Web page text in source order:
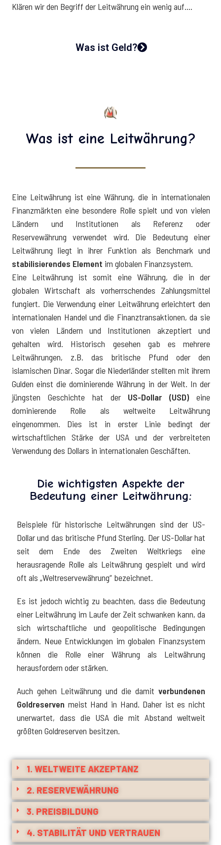
Klären wir den Begriff der Leitwährung ein wenig auf….
Was ist Geld?
Was ist eine Leitwährung?
Eine Leitwährung ist eine Währung, die in internationalen
Finanzmärkten eine besondere Rolle spielt und von vielen
Ländern und Institutionen als Referenz oder
Reservewährung verwendet wird. Die Bedeutung einer
Leitwährung liegt in ihrer Funktion als Benchmark und
stabilisierendes Element im globalen Finanzsystem.
Eine Leitwährung ist somit eine Währung, die in der
globalen Wirtschaft als vorherrschendes Zahlungsmittel
fungiert. Die Verwendung einer Leitwährung erleichtert den
internationalen Handel und die Finanztransaktionen, da sie
von vielen Ländern und Institutionen akzeptiert und
gehalten wird. Historisch gesehen gab es mehrere
Leitwährungen, z.B. das britische Pfund oder den
islamischen Dinar. Sogar die Niederländer stellten mit ihrem
Gulden einst die dominierende Währung in der Welt. In der
jüngsten Geschichte hat der US-Dollar (USD)eine
dominierende Rolle als weltweite Leitwährung
eingenommen. Dies ist in erster Linie bedingt der
wirtschaftlichen Stärke der USA und der verbreiteten
Verwendung des Dollars in internationalen Geschäften.
Die wichtigsten Aspekte der
Bedeutung einer Leitwährung:
Beispiele für historische Leitwährungen sind der US-
Dollar und das britische Pfund Sterling. Der US-Dollar hat
seit dem Ende des Zweiten Weltkriegs eine
herausragende Rolle als Leitwährung gespielt und wird
oft als „Weltreservewährung“ bezeichnet.
Es ist jedoch wichtig zu beachten, dass die Bedeutung
einer Leitwährung im Laufe der Zeit schwanken kann, da
sich wirtschaftliche und geopolitische Bedingungen
ändern. Neue Entwicklungen im globalen Finanzsystem
können die Rolle einer Währung als Leitwährung
herausfordern oder stärken.
Auch gehen Leitwährung und die damit verbundenen
Goldreserven meist Hand in Hand. Daher ist es nicht
unerwartet, dass die USA die mit Abstand weltweit
größten Goldreserven besitzen.
1. WELTWEITE AKZEPTANZ
2. RESERVEWÄHRUNG
3. PREISBILDUNG
4. STABILITÄT UND VERTRAUEN